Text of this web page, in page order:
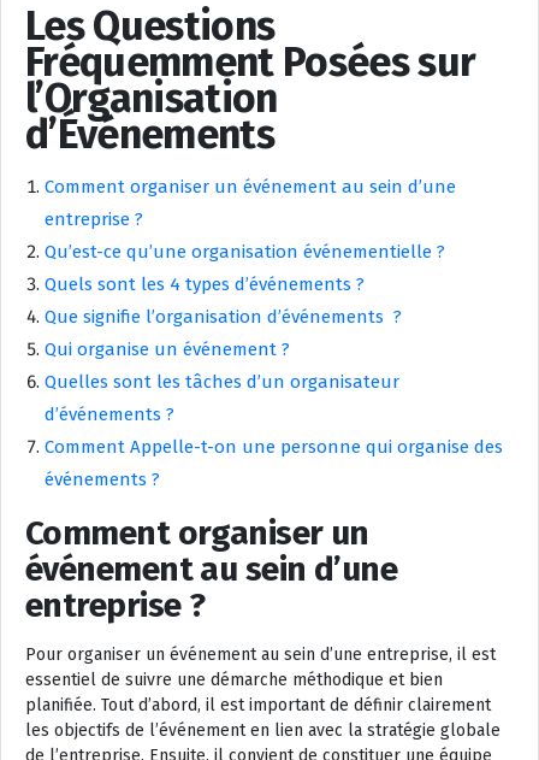
Les Questions
Fréquemment Posées sur
l’Organisation
d’Événements
Comment organiser un événement au sein d’une
entreprise ?
Qu’est-ce qu’une organisation événementielle ?
Quels sont les 4 types d’événements ?
Que signifie l’organisation d’événements ?
Qui organise un événement ?
Quelles sont les tâches d’un organisateur
d’événements ?
Comment Appelle-t-on une personne qui organise des
événements ?
Comment organiser un
événement au sein d’une
entreprise ?
Pour organiser un événement au sein d’une entreprise, il est
essentiel de suivre une démarche méthodique et bien
planifiée. Tout d’abord, il est important de définir clairement
les objectifs de l’événement en lien avec la stratégie globale